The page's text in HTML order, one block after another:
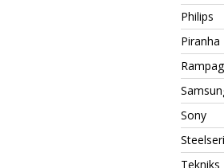
Philips
Piranha
Sony
Tekniks